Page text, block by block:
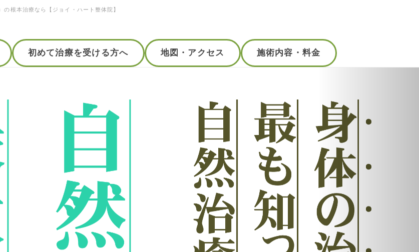
根本治療なら【ジョイ・ハート整体院】
初めて治療を受ける方へ 地図・アクセス 施術内容・料金